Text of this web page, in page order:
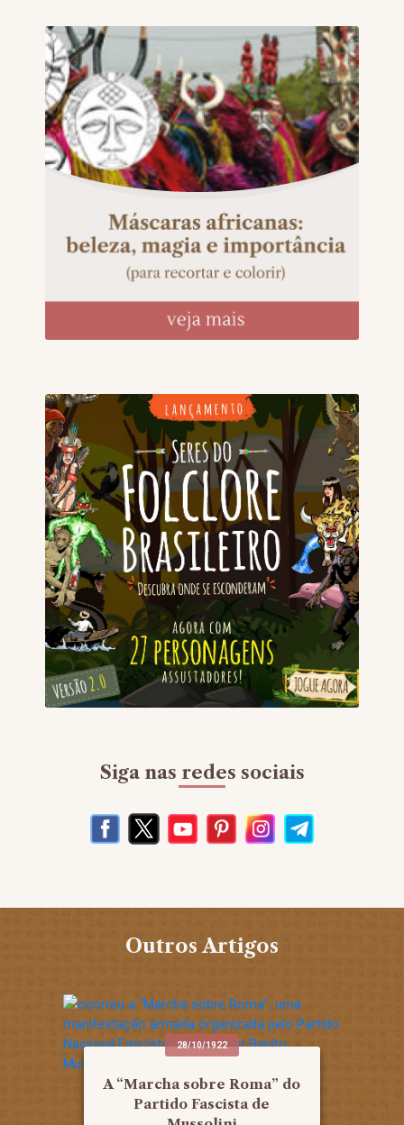
Siga nas redes sociais
Outros Artigos
28/10/1922
A “Marcha sobre Roma” do
Partido Fascista de